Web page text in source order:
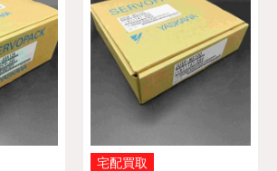
宅配買取